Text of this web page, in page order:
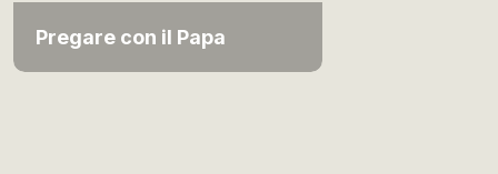
Pregare con il Papa